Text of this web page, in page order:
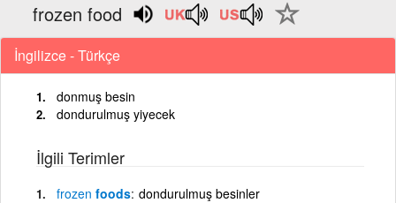
frozen food
İngilizce - Türkçe
donmuş besin
dondurulmuş yiyecek
İlgili Terimler
frozen foods dondurulmuş besinler